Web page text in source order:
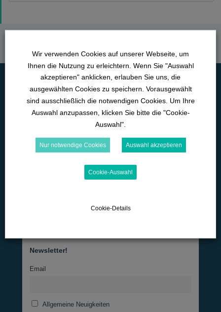
Newsletter!
Email
Allgemeine Neuigkeiten
Wir verwenden Cookies auf unserer Webseite, um
Ihnen die Nutzung zu erleichtern. Wenn Sie "Auswahl
akzeptieren" anklicken, erlauben Sie uns, die
ausgewählten Cookies zu speichern. Vorausgewählt
sind ausschließlich die notwendigen Cookies. Um Ihre
Auswahl anzupassen, klicken Sie bitte die "Cookie-
Auswahl".
Nur notwendige Cookies Auswahl akzeptieren
Cookie-Auswahl
Cookie-Details